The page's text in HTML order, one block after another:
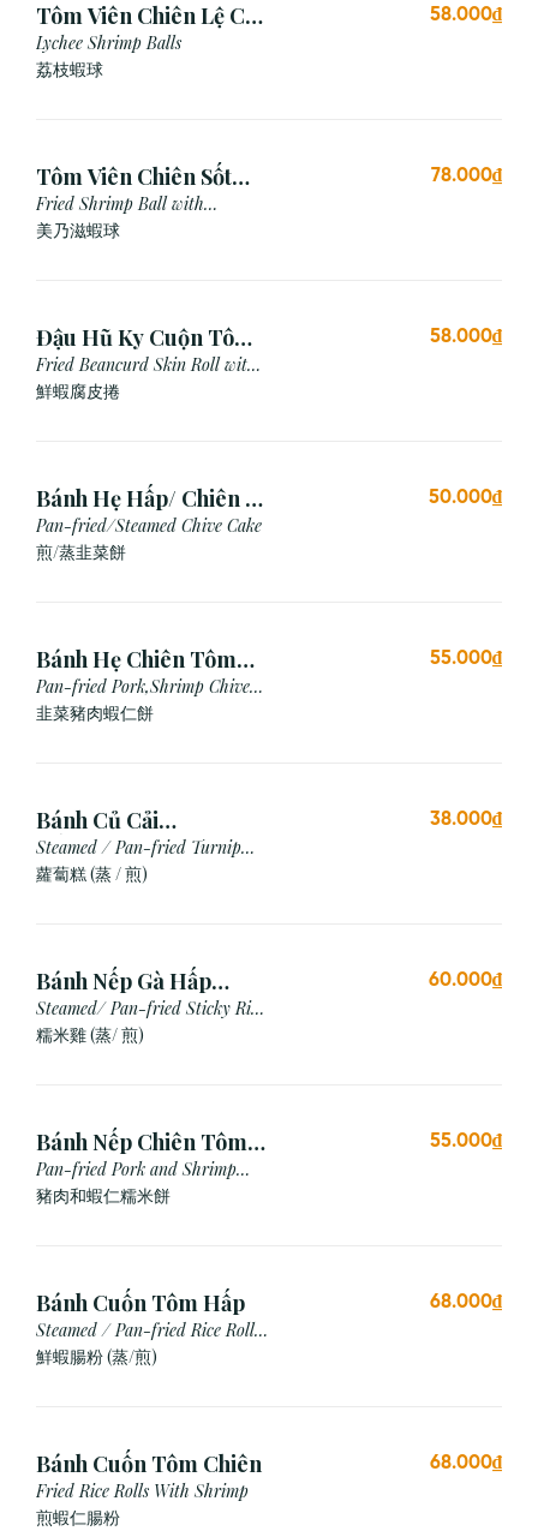
Tôm Viên Chiên Lệ Chi
(3 viên)
Lychee Shrimp Balls
荔枝蝦球
58.000₫
Tôm Viên Chiên Sốt
Mayonnaise (3 viên)
Fried Shrimp Ball with
Mayonnaise Sauce
美乃滋蝦球
78.000₫
Đậu Hũ Ky Cuộn Tôm
Chiên (3 cái)
Fried Beancurd Skin Roll with
Shrimp
鮮蝦腐皮捲
58.000₫
Bánh Hẹ Hấp/ Chiên (3
Cái)
Pan-fried/Steamed Chive Cake
煎/蒸韭菜餅
50.000₫
Bánh Hẹ Chiên Tôm
Thịt
Pan-fried Pork,Shrimp Chive
Cake
韭菜豬肉蝦仁餅
55.000₫
Bánh Củ Cải
Hấp/Chiên (3 viên)
Steamed / Pan-fried Turnip
Cake
蘿蔔糕 (蒸 / 煎)
38.000₫
Bánh Nếp Gà Hấp
/Chiên (2 cái)
Steamed/ Pan-fried Sticky Rice
Chicken
糯米雞 (蒸/ 煎)
60.000₫
Bánh Nếp Chiên Tôm
Thịt (3 Cái)
Pan-fried Pork and Shrimp
Glutinous Rice Cake
豬肉和蝦仁糯米餅
55.000₫
Bánh Cuốn Tôm Hấp
Steamed / Pan-fried Rice Roll
with Shrimp
鮮蝦腸粉 (蒸/煎)
68.000₫
Bánh Cuốn Tôm Chiên
Fried Rice Rolls With Shrimp
煎蝦仁腸粉
68.000₫